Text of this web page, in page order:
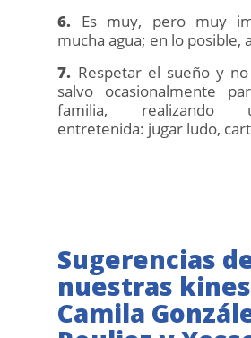
6. Es muy, pero muy
mucha agua; en lo posible,
7. Respetar el sueño y
salvo ocasionalmente
familia, realizando
entretenida: jugar ludo,
Sugerencias
nuestras
Camila